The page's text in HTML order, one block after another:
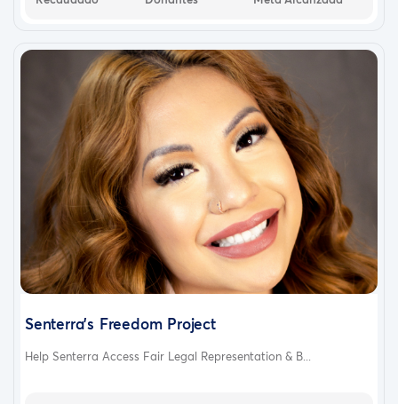
Senterra's Freedom Project
Help Senterra Access Fair Legal Representation & B...